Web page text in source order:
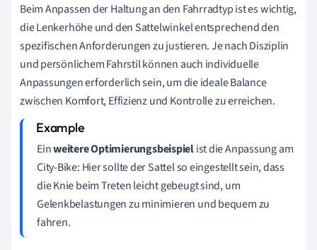
Beim Anpassen der Haltung an den Fahrradtyp ist es wichtig,
die Lenkerhöhe und den Sattelwinkel entsprechend den
spezifischen Anforderungen zu justieren. Je nach Disziplin
und persönlichem Fahrstil können auch individuelle
Anpassungen erforderlich sein, um die ideale Balance
zwischen Komfort, Effizienz und Kontrolle zu erreichen.
Einweitere Optimierungsbeispielist die Anpassung am
City-Bike: Hier sollte der Sattel so eingestellt sein, dass
die Knie beim Treten leicht gebeugt sind, um
Gelenkbelastungen zu minimieren und bequem zu
fahren.